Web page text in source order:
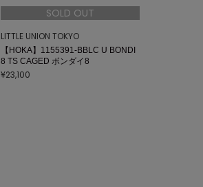
SOLD OUT
LITTLE UNION TOKYO
【HOKA】1155391-BBLC U BONDI
8 TS CAGED ボンダイ8
¥23,100